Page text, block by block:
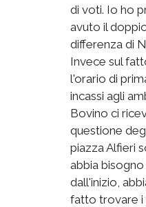
di voti. Io ho
avuto il
differenza di
Invece sul
l'orario di
incassi agli
Bovino ci
questione
piazza Alfieri
abbia
dall'inizio,
fatto trovare i